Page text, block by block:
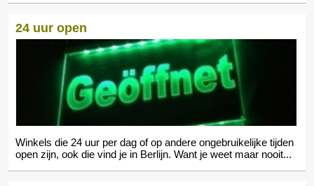
24 uur open
Winkels die 24 uur per dag of op andere ongebruikelijke tijden
open zijn, ook die vind je in Berlijn. Want je weet maar nooit...